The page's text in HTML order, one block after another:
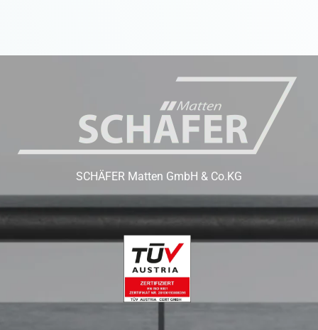
SCHÄFER Matten GmbH & Co.KG